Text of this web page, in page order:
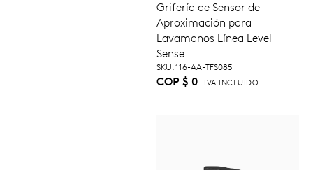
LEER MÁS
Grifería de Sensor de
Aproximación para
Lavamanos Línea Level
Sense
SKU: 116-AA-TFS085
COP $ 0 IVA INCLUIDO